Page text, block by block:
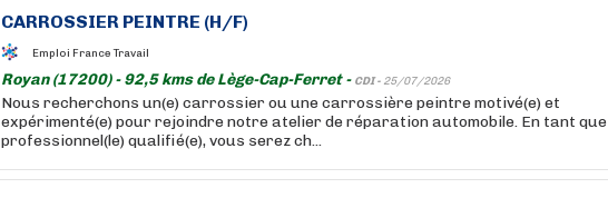
CARROSSIER PEINTRE (H/F)
Emploi France Travail
Royan (17200) - 92,5 kms de Lège-Cap-Ferret - CDI - 25/07/2026
Nous recherchons un(e) carrossier ou une carrossière peintre motivé(e) et
expérimenté(e) pour rejoindre notre atelier de réparation automobile. En tant que
professionnel(le) qualifié(e), vous serez ch...